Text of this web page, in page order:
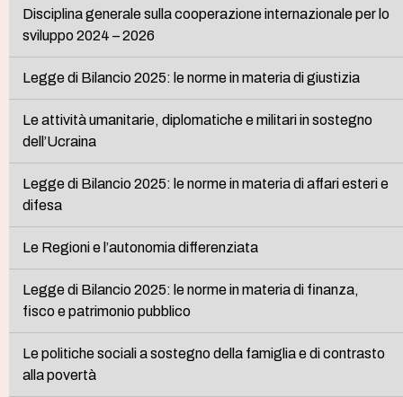
Disciplina generale sulla cooperazione internazionale per lo
sviluppo 2024 – 2026
Legge di Bilancio 2025: le norme in materia di giustizia
Le attività umanitarie, diplomatiche e militari in sostegno
dell’Ucraina
Legge di Bilancio 2025: le norme in materia di affari esteri e
difesa
Le Regioni e l’autonomia differenziata
Legge di Bilancio 2025: le norme in materia di finanza,
fisco e patrimonio pubblico
Le politiche sociali a sostegno della famiglia e di contrasto
alla povertà